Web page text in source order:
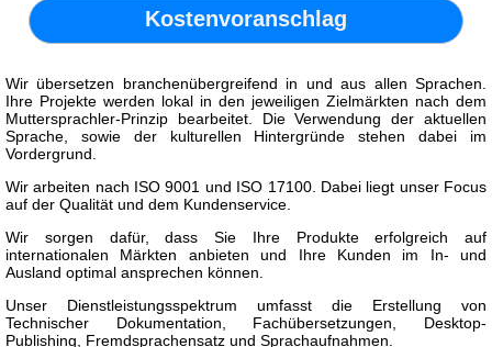
Kostenvoranschlag
Wir übersetzen branchenübergreifend in und aus allen Sprachen.
Ihre Projekte werden lokal in den jeweiligen Zielmärkten nach dem
Muttersprachler-Prinzip bearbeitet. Die Verwendung der aktuellen
Sprache, sowie der kulturellen Hintergründe stehen dabei im
Vordergrund.
Wir arbeiten nach ISO 9001 und ISO 17100. Dabei liegt unser Focus
auf der Qualität und dem Kundenservice.
Wir sorgen dafür, dass Sie Ihre Produkte erfolgreich auf
internationalen Märkten anbieten und Ihre Kunden im In- und
Ausland optimal ansprechen können.
Unser Dienstleistungsspektrum umfasst die Erstellung von
Technischer Dokumentation, Fachübersetzungen, Desktop-
Publishing, Fremdsprachensatz und Sprachaufnahmen.